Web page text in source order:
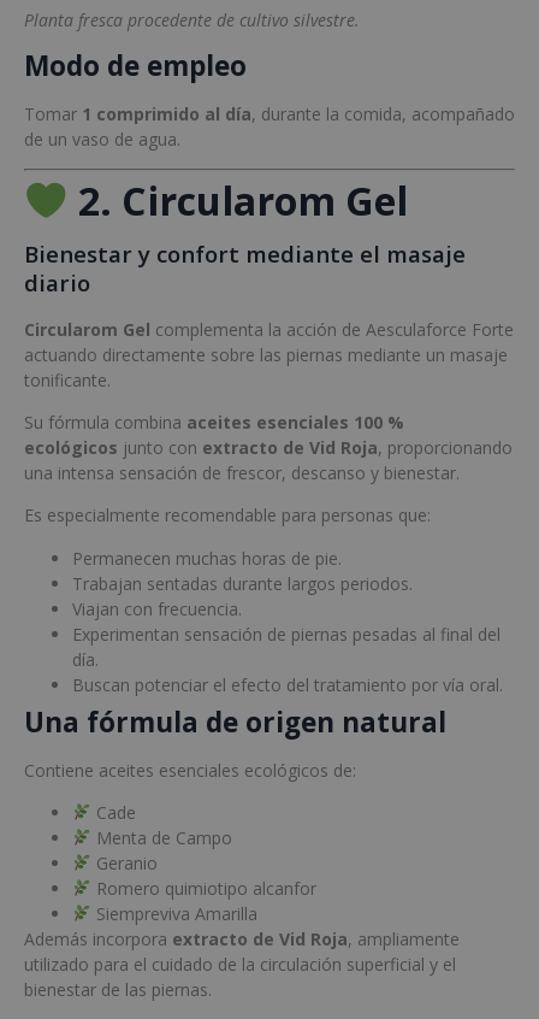
Planta fresca procedente de cultivo silvestre.
Modo de empleo
Tomar 1 comprimido al día, durante la comida, acompañado
de un vaso de agua.
2. Circularom Gel
Bienestar y confort mediante el masaje
diario
Circularom Gel complementa la acción de Aesculaforce Forte
actuando directamente sobre las piernas mediante un masaje
tonificante.
Su fórmula combina aceites esenciales 100 %
ecológicos junto con extracto de Vid Roja, proporcionando
una intensa sensación de frescor, descanso y bienestar.
Es especialmente recomendable para personas que:
Permanecen muchas horas de pie.
Trabajan sentadas durante largos periodos.
Viajan con frecuencia.
Experimentan sensación de piernas pesadas al final del
día.
Buscan potenciar el efecto del tratamiento por vía oral.
Una fórmula de origen natural
Contiene aceites esenciales ecológicos de:
Cade
Menta de Campo
Geranio
Romero quimiotipo alcanfor
Siempreviva Amarilla
Además incorpora extracto de Vid Roja, ampliamente
utilizado para el cuidado de la circulación superficial y el
bienestar de las piernas.